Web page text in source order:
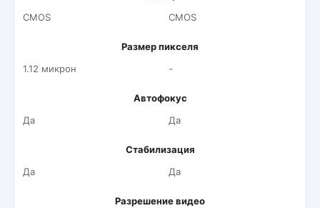
CMOS
CMOS
Размер пикселя
1.12 микрон
-
Автофокус
Да
Да
Стабилизация
Да
Да
Разрешение видео